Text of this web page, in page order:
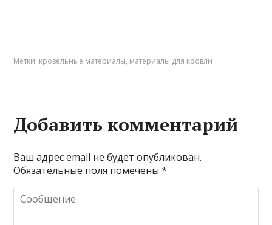
Метки: кровельные материалы, материалы для кровли
Добавить комментарий
Ваш адрес email не будет опубликован.
Обязательные поля помечены*